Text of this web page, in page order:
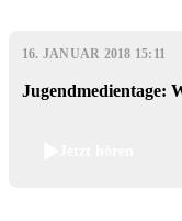
16. JANUAR 2018 15:11
Jugendmedientage: